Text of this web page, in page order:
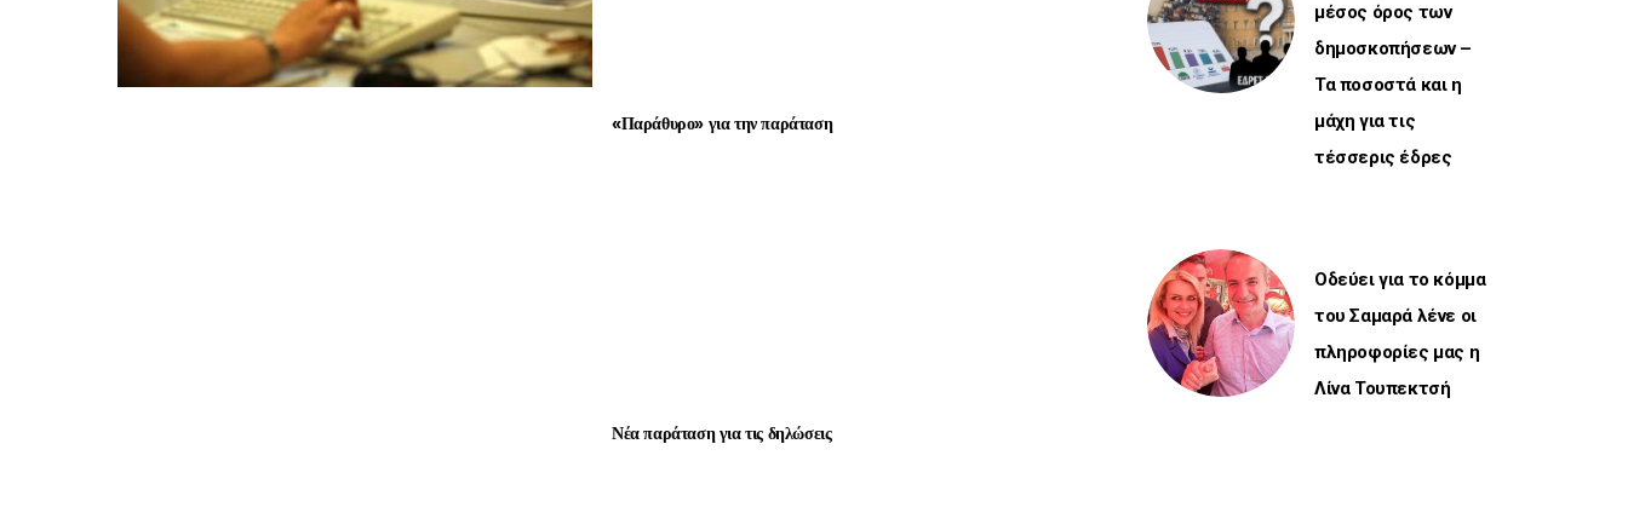
«Παράθυρο» για την παράταση
Νέα παράταση για τις δηλώσεις
μέσος όρος των
δημοσκοπήσεων –
Τα ποσοστά και η
μάχη για τις
τέσσερις έδρες
Οδεύει για το κόμμα
του Σαμαρά λένε οι
πληροφορίες μας η
Λίνα Τουπεκτσή